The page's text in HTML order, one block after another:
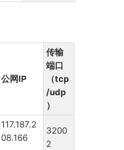
公网IP
传输
端口
（tcp
/udp
）
117.187.2
08.166
3200
2